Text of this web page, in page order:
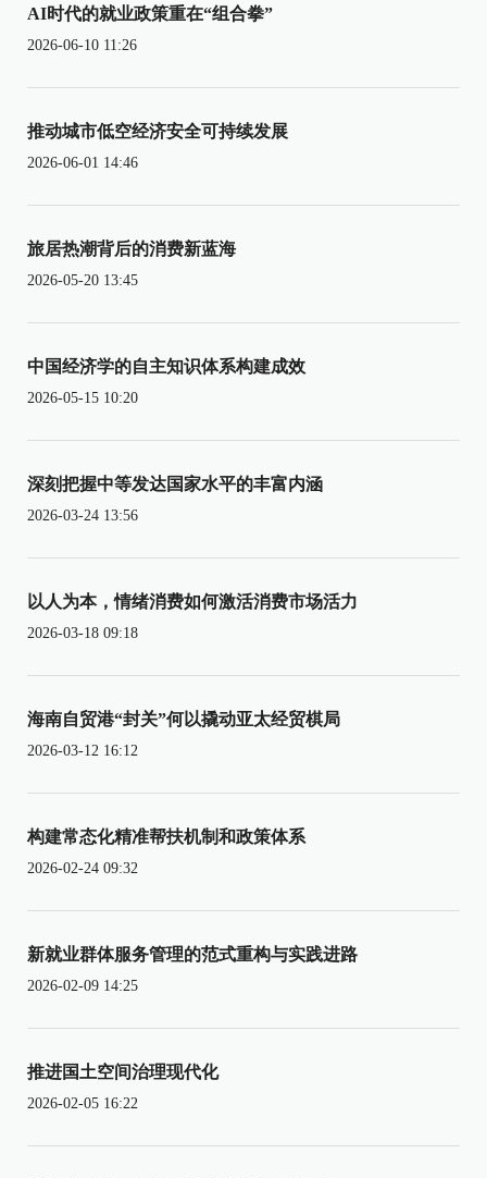
AI时代的就业政策重在“组合拳”
2026-06-10 11:26
推动城市低空经济安全可持续发展
2026-06-01 14:46
旅居热潮背后的消费新蓝海
2026-05-20 13:45
中国经济学的自主知识体系构建成效
2026-05-15 10:20
深刻把握中等发达国家水平的丰富内涵
2026-03-24 13:56
以人为本，情绪消费如何激活消费市场活力
2026-03-18 09:18
海南自贸港“封关”何以撬动亚太经贸棋局
2026-03-12 16:12
构建常态化精准帮扶机制和政策体系
2026-02-24 09:32
新就业群体服务管理的范式重构与实践进路
2026-02-09 14:25
推进国土空间治理现代化
2026-02-05 16:22